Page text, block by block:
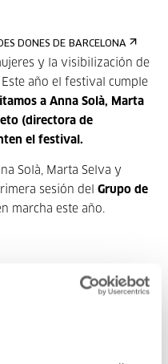
DONES DE BARCELONA
y la visibilización de
año el festival cumple
a Anna Solà, Marta
(directora de
el festival.
Solà, Marta Selva y
sesión del Grupo de
marcha este año.